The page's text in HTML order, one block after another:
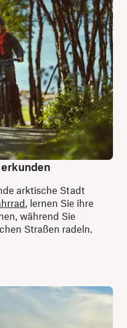
arktische Stadt
, lernen Sie ihre
während Sie
Straßen radeln.